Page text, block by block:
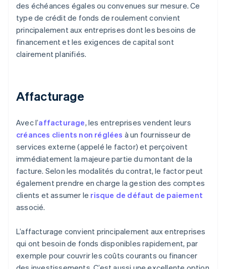
des échéances égales ou convenues sur mesure. Ce
type de crédit de fonds de roulement convient
principalement aux entreprises dont les besoins de
financement et les exigences de capital sont
clairement planifiés.
Affacturage
Avec l’affacturage, les entreprises vendent leurs
créances clients non réglées à un fournisseur de
services externe (appelé le factor) et perçoivent
immédiatement la majeure partie du montant de la
facture. Selon les modalités du contrat, le factor peut
également prendre en charge la gestion des comptes
clients et assumer le risque de défaut de paiement
associé.
L’affacturage convient principalement aux entreprises
qui ont besoin de fonds disponibles rapidement, par
exemple pour couvrir les coûts courants ou financer